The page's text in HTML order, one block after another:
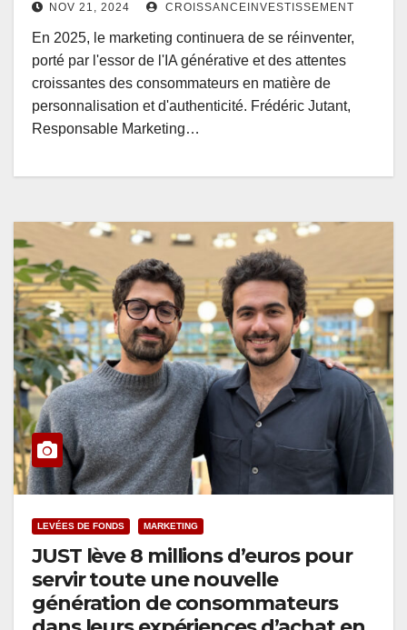
NOV 21, 2024 CROISSANCEINVESTISSEMENT
En 2025, le marketing continuera de se réinventer,
porté par l'essor de l'IA générative et des attentes
croissantes des consommateurs en matière de
personnalisation et d'authenticité. Frédéric Jutant,
Responsable Marketing…
LEVÉES DE FONDS MARKETING
JUST lève 8 millions d’euros pour
servir toute une nouvelle
génération de consommateurs